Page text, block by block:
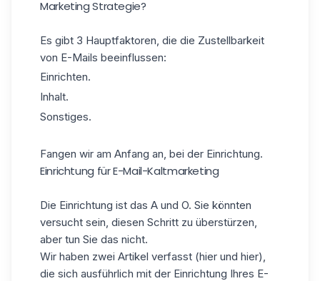
Marketing Strategie?
Es gibt 3 Hauptfaktoren, die die Zustellbarkeit
von E-Mails beeinflussen:
Einrichten.
Inhalt.
Sonstiges.
Fangen wir am Anfang an, bei der Einrichtung.
Einrichtung für E-Mail-Kaltmarketing
Die Einrichtung ist das A und O. Sie könnten
versucht sein, diesen Schritt zu überstürzen,
aber tun Sie das nicht.
Wir haben zwei Artikel verfasst (hier und hier),
die sich ausführlich mit der Einrichtung Ihres E-